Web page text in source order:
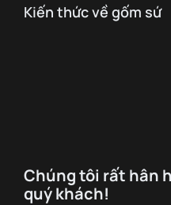
Kiến thức về gốm sứ
Chúng tôi rất hân
quý khách!